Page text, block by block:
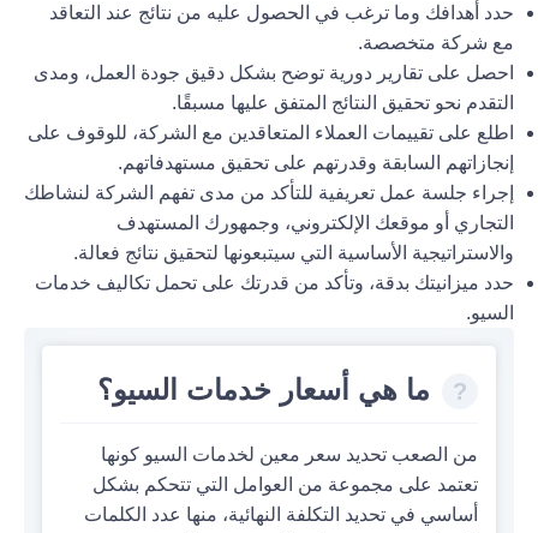
حدد أهدافك وما ترغب في الحصول عليه من نتائج عند التعاقد
مع شركة متخصصة.
احصل على تقارير دورية توضح بشكل دقيق جودة العمل، ومدى
التقدم نحو تحقيق النتائج المتفق عليها مسبقًا.
اطلع على تقييمات العملاء المتعاقدين مع الشركة، للوقوف على
إنجازاتهم السابقة وقدرتهم على تحقيق مستهدفاتهم.
إجراء جلسة عمل تعريفية للتأكد من مدى تفهم الشركة لنشاطك
التجاري أو موقعك الإلكتروني، وجمهورك المستهدف
والاستراتيجية الأساسية التي سيتبعونها لتحقيق نتائج فعالة.
حدد ميزانيتك بدقة، وتأكد من قدرتك على تحمل تكاليف خدمات
السيو.
ما هي أسعار خدمات السيو؟
من الصعب تحديد سعر معين لخدمات السيو كونها
تعتمد على مجموعة من العوامل التي تتحكم بشكل
أساسي في تحديد التكلفة النهائية، منها عدد الكلمات